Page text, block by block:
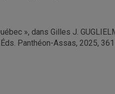
», dans Gilles J.
Panthéon-Assas, 2025,